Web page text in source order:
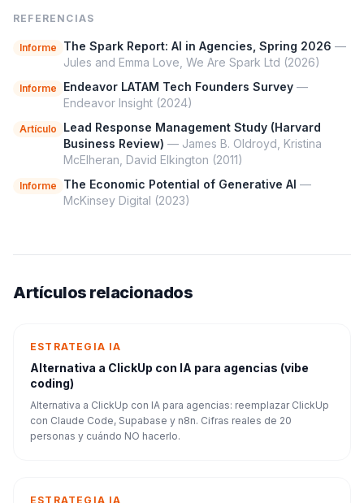
REFERENCIAS
Informe The Spark Report: AI in Agencies, Spring 2026 —
Jules and Emma Love, We Are Spark Ltd (2026)
Informe Endeavor LATAM Tech Founders Survey —
Endeavor Insight (2024)
Artículo
Lead Response Management Study (Harvard
Business Review) — James B. Oldroyd, Kristina
McElheran, David Elkington (2011)
Informe The Economic Potential of Generative AI —
McKinsey Digital (2023)
Artículos relacionados
ESTRATEGIA IA
Alternativa a ClickUp con IA para agencias (vibe
coding)
Alternativa a ClickUp con IA para agencias: reemplazar ClickUp
con Claude Code, Supabase y n8n. Cifras reales de 20
personas y cuándo NO hacerlo.
ESTRATEGIA IA